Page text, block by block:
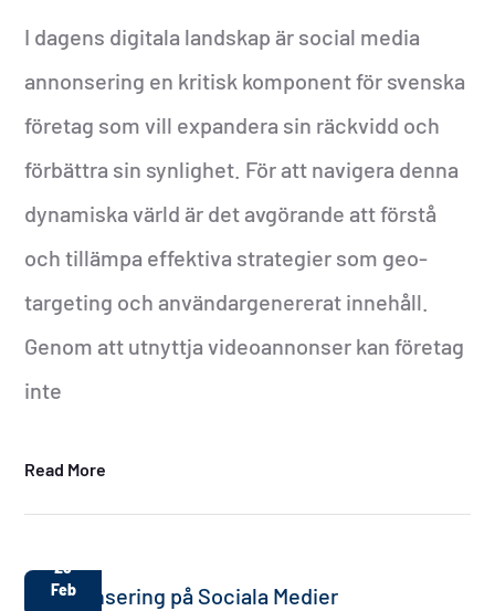
I dagens digitala landskap är social media
annonsering en kritisk komponent för svenska
företag som vill expandera sin räckvidd och
förbättra sin synlighet. För att navigera denna
dynamiska värld är det avgörande att förstå
och tillämpa effektiva strategier som geo-
targeting och användargenererat innehåll.
Genom att utnyttja videoannonser kan företag
inte
Read More
28
Feb